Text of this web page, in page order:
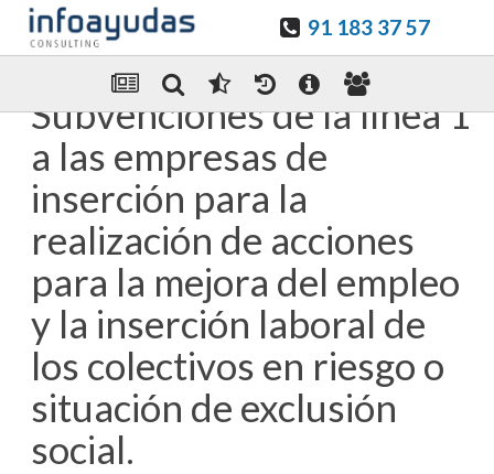
91 183 37 57
Enviar Por email
Subvenciones de la línea 1
a las empresas de
inserción para la
realización de acciones
para la mejora del empleo
y la inserción laboral de
los colectivos en riesgo o
situación de exclusión
social.